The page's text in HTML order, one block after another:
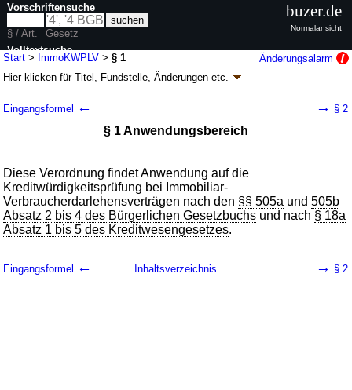
Start > ImmoKWPLV >§ 1
Änderungsalarm
Hier klicken fürTitel, Fundstelle, Änderungen etc.
Kreditwürdigkeitsprüfungsleitlinien-Verordnung
(ImmoKWPLV)
Geltung ab 01.05.2018; FNA: 7610-2-49Aufsichtsrechtliche Vorschriften
Drucksachen / Entwurf / Begründung
Eingangsformel ← → § 2
§ 1 Anwendungsbereich
Diese Verordnung findet Anwendung auf die
Kreditwürdigkeitsprüfung bei Immobiliar-
Verbraucherdarlehensverträgen nach den §§ 505a und505b
Absatz 2 bis 4 des Bürgerlichen Gesetzbuchs und nach § 18a
Absatz 1 bis 5 des Kreditwesengesetzes.
Eingangsformel ← Inhaltsverzeichnis → § 2
Vorschriftensuche
§ / Art.
Gesetz
Volltextsuche
nur in ImmoKWPLV
buzer.de
Normalansicht